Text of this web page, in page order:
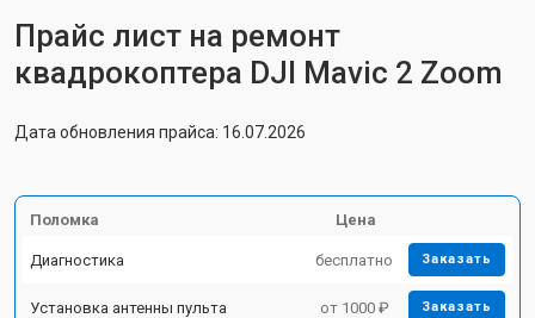
Прайс лист на ремонт
квадрокоптера DJI Mavic 2 Zoom
Дата обновления прайса: 16.07.2026
Поломка Цена
Диагностика бесплатно Заказать
Установка антенны пульта от 1000 ₽ Заказать